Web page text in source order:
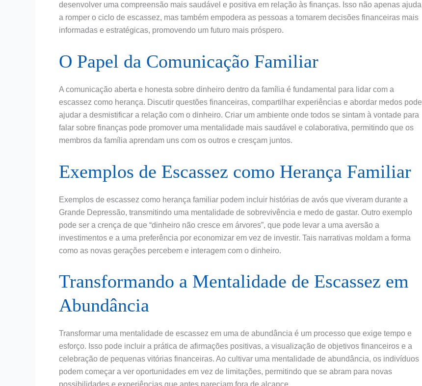
desenvolver uma compreensão mais saudável e positiva em relação às finanças. Isso não apenas ajuda
a romper o ciclo de escassez, mas também empodera as pessoas a tomarem decisões financeiras mais
informadas e estratégicas, promovendo um futuro mais próspero.
O Papel da Comunicação Familiar
A comunicação aberta e honesta sobre dinheiro dentro da família é fundamental para lidar com a
escassez como herança. Discutir questões financeiras, compartilhar experiências e abordar medos pode
ajudar a desmistificar a relação com o dinheiro. Criar um ambiente onde todos se sintam à vontade para
falar sobre finanças pode promover uma mentalidade mais saudável e colaborativa, permitindo que os
membros da família aprendam uns com os outros e cresçam juntos.
Exemplos de Escassez como Herança Familiar
Exemplos de escassez como herança familiar podem incluir histórias de avós que viveram durante a
Grande Depressão, transmitindo uma mentalidade de sobrevivência e medo de gastar. Outro exemplo
pode ser a crença de que “dinheiro não cresce em árvores”, que pode levar a uma aversão a
investimentos e a uma preferência por economizar em vez de investir. Tais narrativas moldam a forma
como as novas gerações percebem e interagem com o dinheiro.
Transformando a Mentalidade de Escassez em
Abundância
Transformar uma mentalidade de escassez em uma de abundância é um processo que exige tempo e
esforço. Isso pode incluir a prática de afirmações positivas, a visualização de objetivos financeiros e a
celebração de pequenas vitórias financeiras. Ao cultivar uma mentalidade de abundância, os indivíduos
podem começar a ver oportunidades em vez de limitações, permitindo que se abram para novas